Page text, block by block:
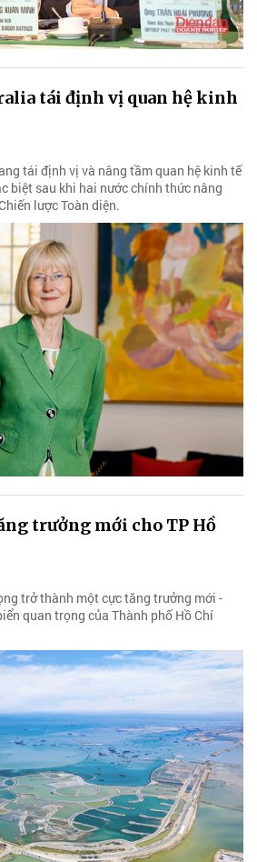
tái định vị quan hệ kinh
tái định vị và nâng tầm quan hệ kinh tế
biệt sau khi hai nước chính thức nâng
lược Toàn diện.
trưởng mới cho TP Hồ
trở thành một cực tăng trưởng mới -
quan trọng của Thành phố Hồ Chí